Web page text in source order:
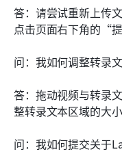
答：请尝试重新上传
点击页面右下角的“
问：我如何调整转录
答：拖动视频与转录
整转录文本区域的大小
问：我如何提交关于